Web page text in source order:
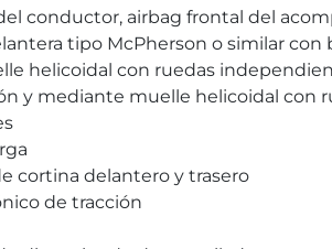
conductor, airbag frontal del
tipo McPherson o similar con
helicoidal con ruedas
y mediante muelle helicoidal con
cortina delantero y trasero
de tracción